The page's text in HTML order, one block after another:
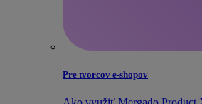
Pre tvorcov e‑shopov